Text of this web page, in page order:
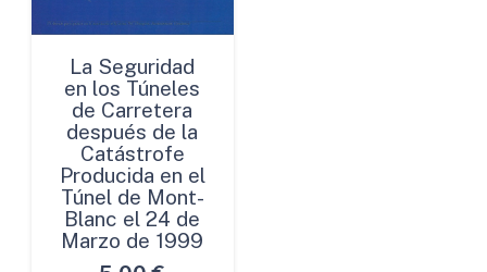
La Seguridad
en los Túneles
de Carretera
después de la
Catástrofe
Producida en el
Túnel de Mont-
Blanc el 24 de
Marzo de 1999